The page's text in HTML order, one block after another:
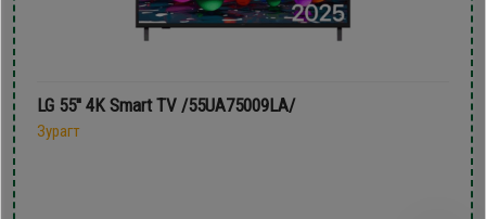
LG 55'' 4K Smart TV /55UA75009LA/
Зурагт